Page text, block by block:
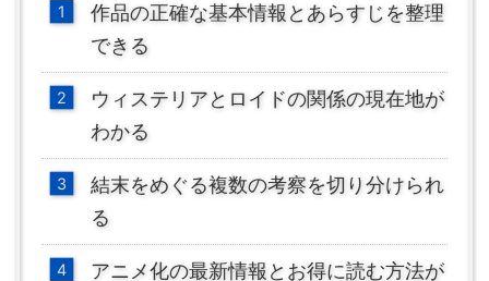
作品の正確な基本情報とあらすじを整理
できる
ウィステリアとロイドの関係の現在地が
わかる
結末をめぐる複数の考察を切り分けられ
る
アニメ化の最新情報とお得に読む方法が